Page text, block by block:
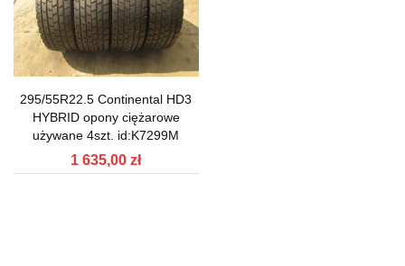
295/55R22.5 Continental HD3
HYBRID opony ciężarowe
używane 4szt. id:K7299M
1 635,00 zł